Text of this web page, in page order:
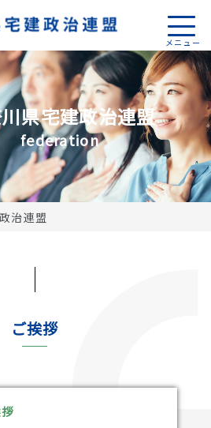
連盟
県宅建政治連盟
federation
治連盟
ご挨拶